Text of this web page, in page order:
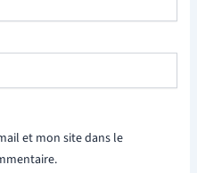
et mon site dans le